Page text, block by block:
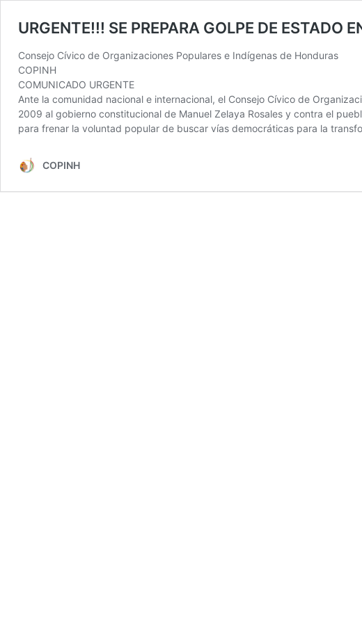
URGENTE!!! SE PREPARA GOLPE DE ESTADO
Consejo Cívico de Organizaciones Populares e Indígenas de Honduras
COPINH
COMUNICADO URGENTE
Ante la comunidad nacional e internacional, el Consejo Cívico de
2009 al gobierno constitucional de Manuel Zelaya Rosales y contra el
para frenar la voluntad popular de buscar vías democráticas para la
COPINH